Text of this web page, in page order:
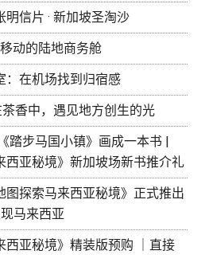
信片 · 新加坡圣淘沙
动的陆地商务舱
：在机场找到归宿感
香中，遇见地方创生的光
踏步马国小镇》画成一本书 |
西亚秘境》新加坡场新书推介礼
图探索马来西亚秘境》正式推出
马来西亚
西亚秘境》精装版预购 ｜直接